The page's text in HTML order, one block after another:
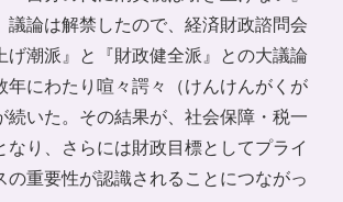
議論は解禁したので、経済財政諮問会
げ潮派』と『財政健全派』との大議論
年にわたり喧々諤々（けんけんがくが
続いた。その結果が、社会保障・税一
なり、さらには財政目標としてプライ
の重要性が認識されることにつながっ